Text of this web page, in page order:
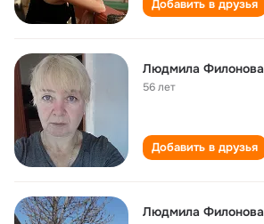
Добавить в друзья
Людмила Филонова
56 лет
Добавить в друзья
Людмила Филонова